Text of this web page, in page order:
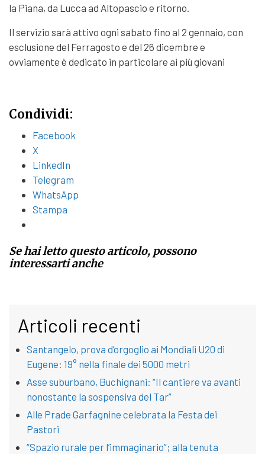
la Piana, da Lucca ad Altopascio e ritorno.
Il servizio sarà attivo ogni sabato fino al 2 gennaio, con
esclusione del Ferragosto e del 26 dicembre e
ovviamente è dedicato in particolare ai più giovani
Condividi:
Facebook
X
LinkedIn
Telegram
WhatsApp
Stampa
Se hai letto questo articolo, possono
interessarti anche
Articoli recenti
Santangelo, prova d’orgoglio ai Mondiali U20 di
Eugene: 19° nella finale dei 5000 metri
Asse suburbano, Buchignani: “Il cantiere va avanti
nonostante la sospensiva del Tar”
Alle Prade Garfagnine celebrata la Festa dei
Pastori
“Spazio rurale per l’immaginario”; alla tenuta